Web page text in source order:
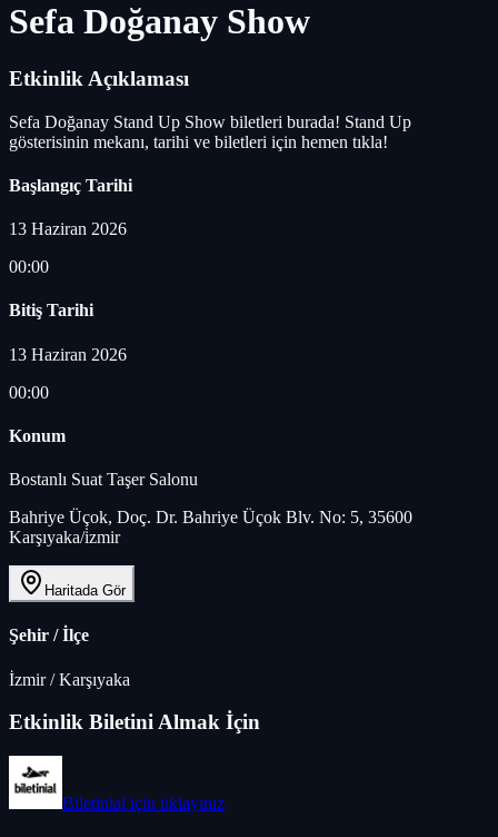
Sefa Doğanay Show
Etkinlik Açıklaması
Sefa Doğanay Stand Up Show biletleri burada! Stand Up
gösterisinin mekanı, tarihi ve biletleri için hemen tıkla!
Başlangıç Tarihi
13 Haziran 2026
00:00
Bitiş Tarihi
13 Haziran 2026
00:00
Konum
Bostanlı Suat Taşer Salonu
Bahriye Üçok, Doç. Dr. Bahriye Üçok Blv. No: 5, 35600
Karşıyaka/i̇zmir
Haritada Gör
Şehir / İlçe
İzmir/Karşıyaka
Etkinlik Biletini Almak İçin
Biletinial için tıklayınız